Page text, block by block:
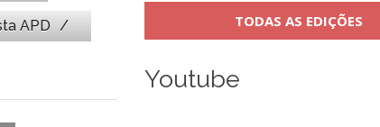
APD TODAS AS EDIÇÕES
Youtube